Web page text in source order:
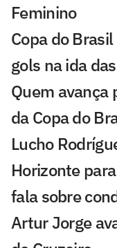
Feminino
Copa do
gols na ida
Quem avança
da Copa do
Lucho
Horizonte
fala sobre
Artur Jorge